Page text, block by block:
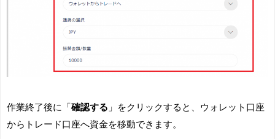
作業終了後に「 確認する 」をクリックすると、ウォレット口座
からトレード口座へ資金を移動できます。